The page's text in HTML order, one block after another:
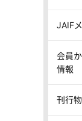
JAIF
会員
情報
刊行